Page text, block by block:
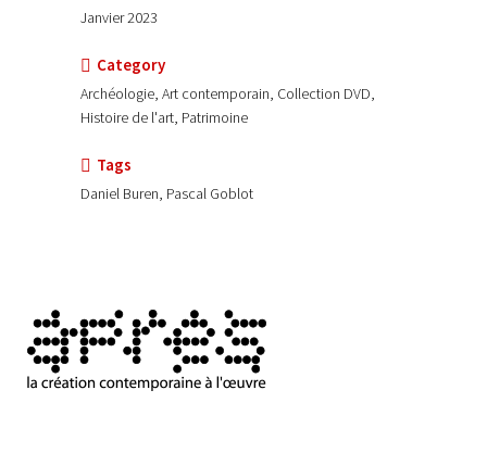
Janvier 2023
Category
Archéologie, Art contemporain, Collection DVD,
Histoire de l'art, Patrimoine
Tags
Daniel Buren, Pascal Goblot